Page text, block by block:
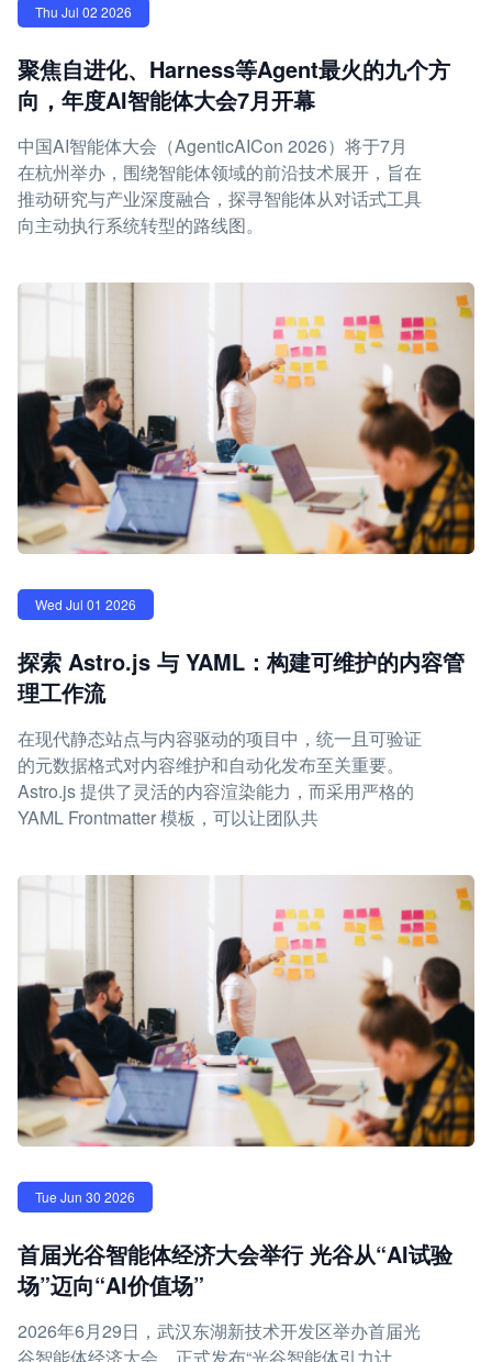
Thu Jul 02 2026
聚焦自进化、Harness等Agent最火的九个方
向，年度AI智能体大会7月开幕
中国AI智能体大会（AgenticAICon 2026）将于7月
在杭州举办，围绕智能体领域的前沿技术展开，旨在
推动研究与产业深度融合，探寻智能体从对话式工具
向主动执行系统转型的路线图。
Wed Jul 01 2026
探索 Astro.js 与 YAML：构建可维护的内容管
理工作流
在现代静态站点与内容驱动的项目中，统一且可验证
的元数据格式对内容维护和自动化发布至关重要。
Astro.js 提供了灵活的内容渲染能力，而采用严格的
YAML Frontmatter 模板，可以让团队共
Tue Jun 30 2026
首届光谷智能体经济大会举行 光谷从“AI试验
场”迈向“AI价值场”
2026年6月29日，武汉东湖新技术开发区举办首届光